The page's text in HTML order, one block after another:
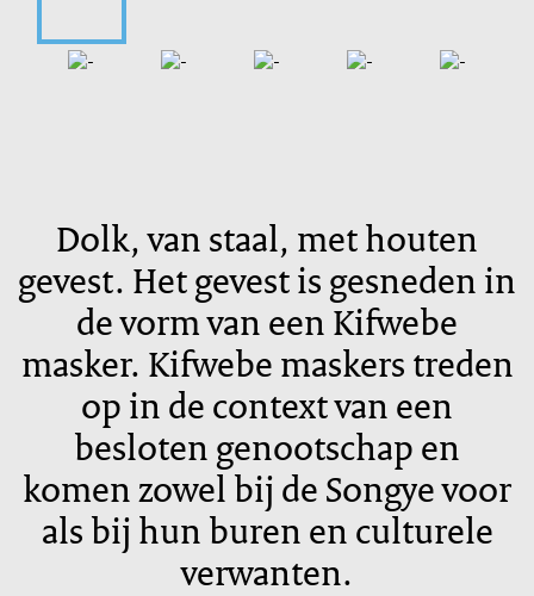
Dolk, van staal, met houten
gevest. Het gevest is gesneden in
de vorm van een Kifwebe
masker. Kifwebe maskers treden
op in de context van een
besloten genootschap en
komen zowel bij de Songye voor
als bij hun buren en culturele
verwanten.